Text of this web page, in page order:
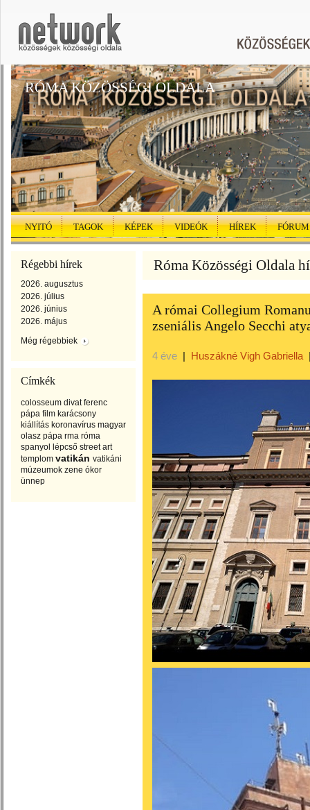
RÓMA KÖZÖSSÉGI OLDALA
NYITÓ TAGOK KÉPEK VIDEÓK HÍREK FÓRUM
Régebbi hírek
2026. augusztus
2026. július
2026. június
2026. május
Még régebbiek
Címkék
colosseum divat ferenc
pápa film karácsony
kiállítás koronavírus magyar
olasz pápa rma róma
spanyol lépcső street art
templom vatikán vatikáni
múzeumok zene ókor
ünnep
Róma Közösségi Oldala
A római Collegium
zseniális Angelo Secchi
4 éve | Huszákné Vigh Gabriella